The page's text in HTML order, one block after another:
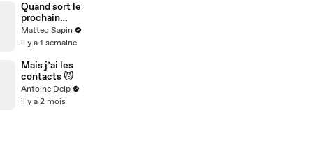
Quand sort le
prochain
Spider-Man ?
Matteo Sapin
il y a 1 semaine
Mais j’ai les
contacts 😼
Antoine Delp
il y a 2 mois